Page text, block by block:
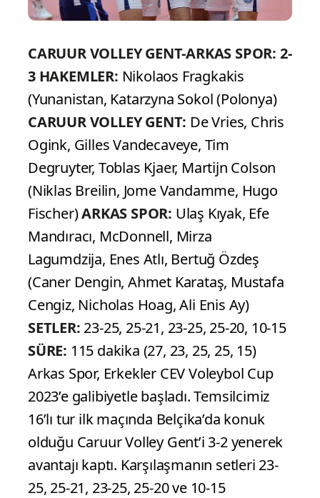
CARUUR VOLLEY GENT-ARKAS SPOR: 2-
3 HAKEMLER: Nikolaos Fragkakis
(Yunanistan, Katarzyna Sokol (Polonya)
CARUUR VOLLEY GENT: De Vries, Chris
Ogink, Gilles Vandecaveye, Tim
Degruyter, Toblas Kjaer, Martijn Colson
(Niklas Breilin, Jome Vandamme, Hugo
Fischer)ARKAS SPOR: Ulaş Kıyak, Efe
Mandıracı, McDonnell, Mirza
Lagumdzija, Enes Atlı, Bertuğ Özdeş
(Caner Dengin, Ahmet Karataş, Mustafa
Cengiz, Nicholas Hoag, Ali Enis Ay)
SETLER: 23-25, 25-21, 23-25, 25-20, 10-15
SÜRE: 115 dakika (27, 23, 25, 25, 15)
Arkas Spor, Erkekler CEV Voleybol Cup
2023’e galibiyetle başladı. Temsilcimiz
16’lı tur ilk maçında Belçika’da konuk
olduğu Caruur Volley Gent’i 3-2 yenerek
avantajı kaptı. Karşılaşmanın setleri 23-
25, 25-21, 23-25, 25-20 ve 10-15